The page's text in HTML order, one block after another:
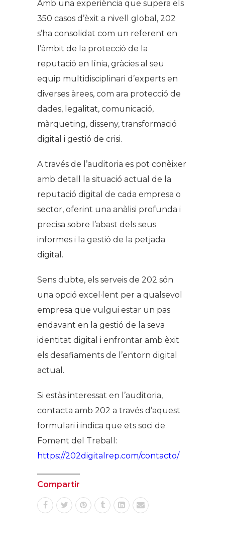
Amb una experiència que supera els
350 casos d’èxit a nivell global, 202
s’ha consolidat com un referent en
l’àmbit de la protecció de la
reputació en línia, gràcies al seu
equip multidisciplinari d’experts en
diverses àrees, com ara protecció de
dades, legalitat, comunicació,
màrqueting, disseny, transformació
digital i gestió de crisi.
A través de l’auditoria es pot conèixer
amb detall la situació actual de la
reputació digital de cada empresa o
sector, oferint una anàlisi profunda i
precisa sobre l’abast dels seus
informes i la gestió de la petjada
digital.
Sens dubte, els serveis de 202 són
una opció excel·lent per a qualsevol
empresa que vulgui estar un pas
endavant en la gestió de la seva
identitat digital i enfrontar amb èxit
els desafiaments de l’entorn digital
actual.
Si estàs interessat en l’auditoria,
contacta amb 202 a través d’aquest
formulari i indica que ets soci de
Foment del Treball:
https://202digitalrep.com/contacto/
Compartir